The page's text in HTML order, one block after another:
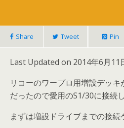
Share Tweet Pin
Last Updated on 2014年6月11
リコーのワープロ用増設デッ
だったので愛用のS1/30に接続
まずは増設ドライブまでの接続